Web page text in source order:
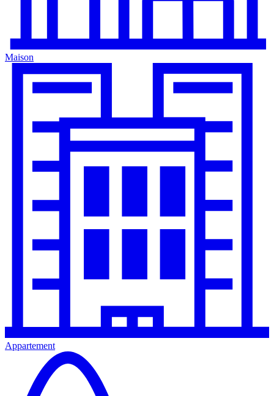
Maison
Appartement